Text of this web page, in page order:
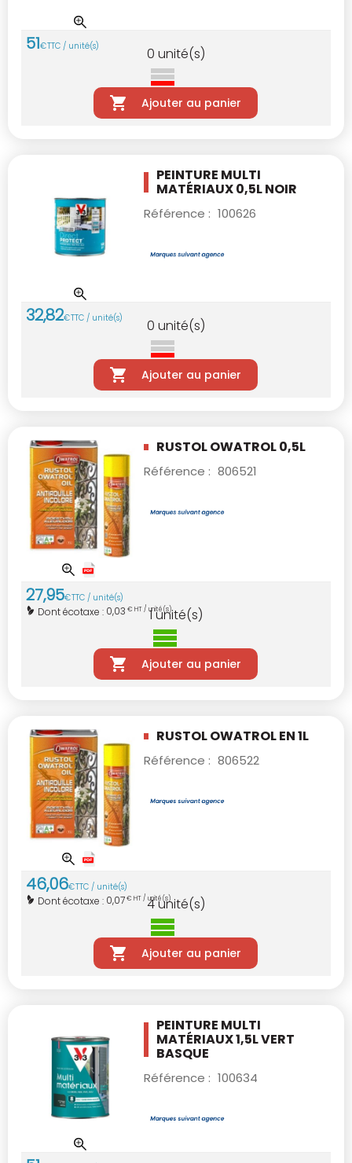
51€TTC / unité(s) 0 unité(s)
Ajouter au panier
PEINTURE MULTI
MATÉRIAUX 0,5L NOIR
Référence : 100626
32,82€TTC / unité(s) 0 unité(s)
Ajouter au panier
RUSTOL OWATROL 0,5L
Référence : 806521
27,95€TTC / unité(s)
Dont écotaxe : 0,03 € HT / unité(s)
1unité(s)
Ajouter au panier
RUSTOL OWATROL EN 1L
Référence : 806522
46,06€TTC / unité(s)
Dont écotaxe : 0,07€ HT / unité(s)
4unité(s)
Ajouter au panier
PEINTURE MULTI
MATÉRIAUX 1,5L VERT
BASQUE
Référence : 100634